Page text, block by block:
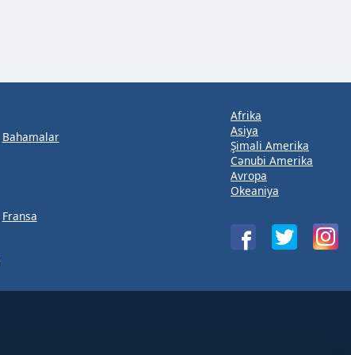
Bahamalar
Fransa
Afrika
Asiya
Şimali Amerika
Cənubi Amerika
Avropa
Okeaniya